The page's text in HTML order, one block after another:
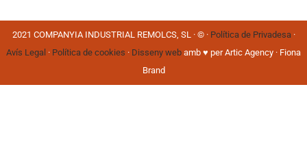
2021 COMPANYIA INDUSTRIAL REMOLCS, SL · © · Política de Privadesa·
Avís Legal · Política de cookies · Disseny web amb ♥️ per Artic Agency · Fiona
Brand